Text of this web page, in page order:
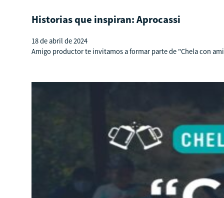
Historias que inspiran: Aprocassi
18 de abril de 2024
Amigo productor te invitamos a formar parte de "Chela con